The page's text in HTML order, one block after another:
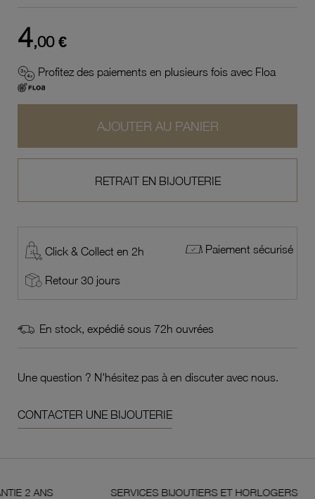
4,00 €
Profitez des paiements en plusieurs fois avec Floa
AJOUTER AU PANIER
RETRAIT EN BIJOUTERIE
Click & Collect en 2h Paiement sécurisé
Retour 30 jours
En stock, expédié sous 72h ouvrées
Une question ? N'hésitez pas à en discuter avec nous.
CONTACTER UNE BIJOUTERIE
SERVICES BIJOUTIERS ET HORLOGERS